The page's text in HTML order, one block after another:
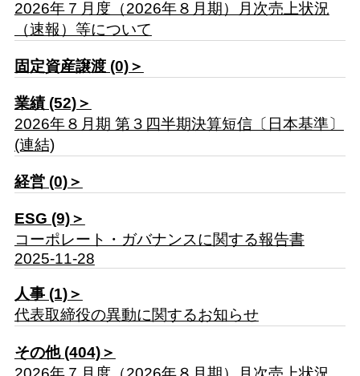
2026年７月度（2026年８月期）月次売上状況
（速報）等について
固定資産譲渡 (0)＞
業績 (52)＞
2026年８月期 第３四半期決算短信〔日本基準〕
(連結)
経営 (0)＞
ESG (9)＞
コーポレート・ガバナンスに関する報告書
2025-11-28
人事 (1)＞
代表取締役の異動に関するお知らせ
その他 (404)＞